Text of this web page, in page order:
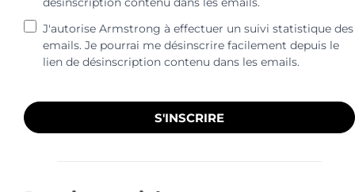
J'autorise Armstrong à effectuer un suivi statistique des
emails. Je pourrai me désinscrire facilement depuis le
lien de désinscription contenu dans les emails.
S'INSCRIRE